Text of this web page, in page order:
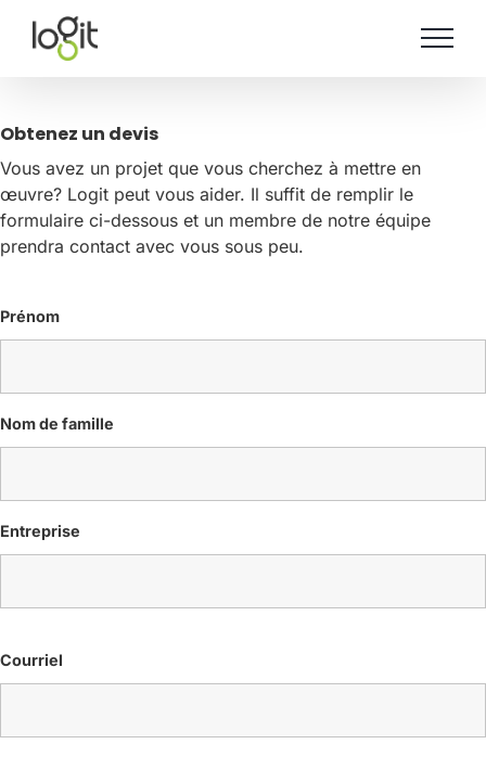
content
Obtenez un devis
Vous avez un projet que vous cherchez à mettre en
œuvre? Logit peut vous aider. Il suffit de remplir le
formulaire ci-dessous et un membre de notre équipe
prendra contact avec vous sous peu.
Prénom
Nom de famille
Entreprise
Courriel